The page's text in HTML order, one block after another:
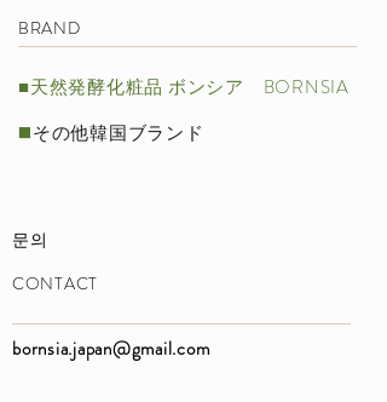
BRAND
■天然発酵化粧品 ボンシア BORNSIA
​◼️その他韓国ブランド
문의
​CONTACT
bornsia.japan@gmail.com